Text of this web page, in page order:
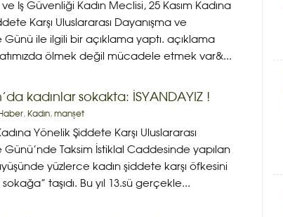
ve İş Güvenliği Kadın Meclisi, 25 Kasım Kadına
Karşı Uluslararası Dayanışma ve
ile ilgili bir açıklama yaptı. açıklama
ölmek değil mücadele etmek var&...
kadınlar sokakta: İSYANDAYIZ !
, Kadın, manşet
Yönelik Şiddete Karşı Uluslararası
Taksim İstiklal Caddesinde yapılan
yüzlerce kadın şiddete karşı öfkesini
sokağa” taşıdı. Bu yıl 13.sü gerçekle...